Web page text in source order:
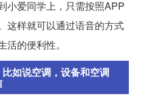
小爱同学上，只需按照APP
这样就可以通过语音的方式
的便利性。
如说空调，设备和空调